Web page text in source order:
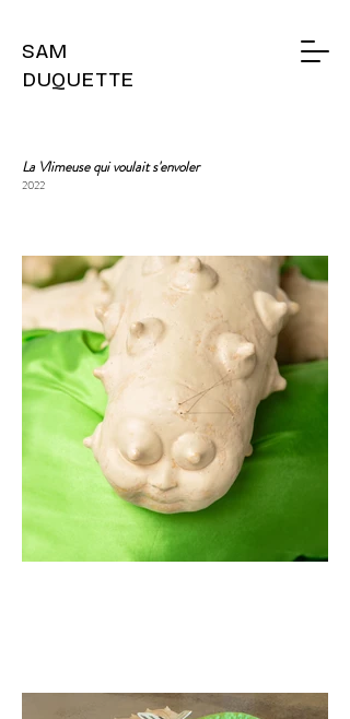
SAM
DUQUETTE
La Vlimeuse qui voulait s'envoler
2022